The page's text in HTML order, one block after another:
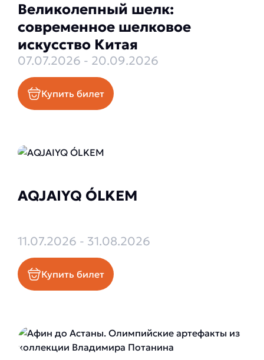
Великолепный шелк:
современное шелковое
искусство Китая
07.07.2026 - 20.09.2026
Купить билет
AQJAIYQ ÓLKEM
11.07.2026 - 31.08.2026
Купить билет